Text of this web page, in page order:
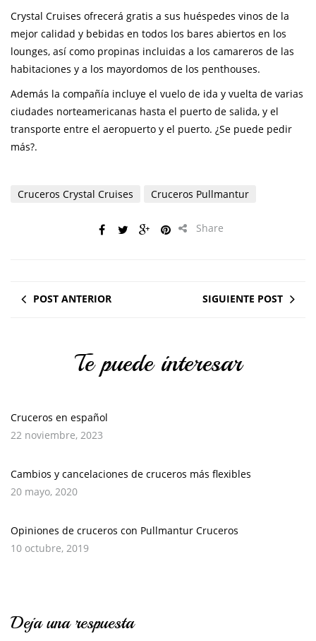
Crystal Cruises ofrecerá gratis a sus huéspedes vinos de la
mejor calidad y bebidas en todos los bares abiertos en los
lounges, así como propinas incluidas a los camareros de las
habitaciones y a los mayordomos de los penthouses.
Además la compañía incluye el vuelo de ida y vuelta de varias
ciudades norteamericanas hasta el puerto de salida, y el
transporte entre el aeropuerto y el puerto. ¿Se puede pedir
más?.
Cruceros Crystal Cruises Cruceros Pullmantur
Share
POST ANTERIOR SIGUIENTE POST
Te puede interesar
Cruceros en español
22 noviembre, 2023
Cambios y cancelaciones de cruceros más flexibles
20 mayo, 2020
Opiniones de cruceros con Pullmantur Cruceros
10 octubre, 2019
Deja una respuesta